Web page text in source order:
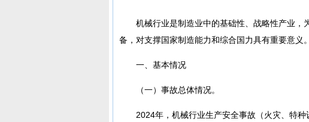
机械行业是制造业中的基础性、战略性产业，
备，对支撑国家制造能力和综合国力具有重要意义。
一、基本情况
（一）事故总体情况。
2024年，机械行业生产安全事故（火灾、特